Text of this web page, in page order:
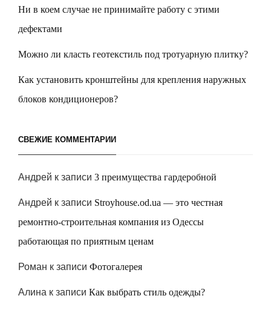
Ни в коем случае не принимайте работу с этими
дефектами
Можно ли класть геотекстиль под тротуарную плитку?
Как установить кронштейны для крепления наружных
блоков кондиционеров?
СВЕЖИЕ КОММЕНТАРИИ
Андрей к записи 3 преимущества гардеробной
Андрей к записи Stroyhouse.od.ua — это честная
ремонтно-строительная компания из Одессы
работающая по приятным ценам
Роман к записи Фотогалерея
Алина к записи Как выбрать стиль одежды?